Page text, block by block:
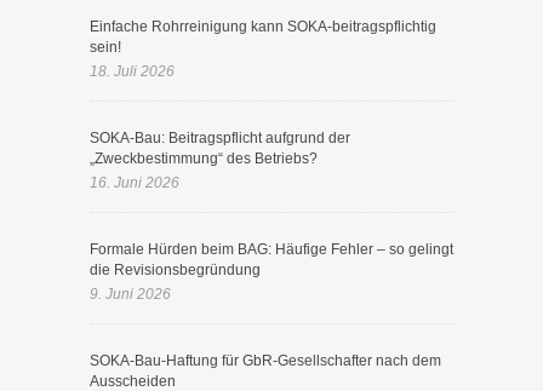
Einfache Rohrreinigung kann SOKA-beitragspflichtig
sein!
18. Juli 2026
SOKA-Bau: Beitragspflicht aufgrund der
„Zweckbestimmung“ des Betriebs?
16. Juni 2026
Formale Hürden beim BAG: Häufige Fehler – so gelingt
die Revisionsbegründung
9. Juni 2026
SOKA-Bau-Haftung für GbR-Gesellschafter nach dem
Ausscheiden